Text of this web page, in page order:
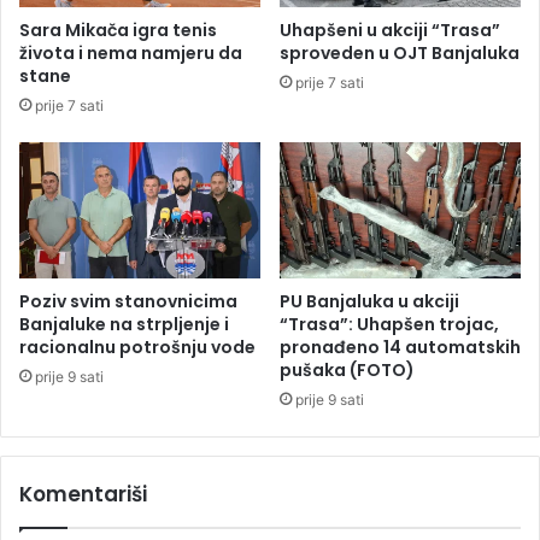
i
č
e
n
j
a
n
e
d
n
o
m
v
o
o
a
d
,
p
o
n
u
l
a
j
e
s
Sara Mikača igra tenis
života i nema namjeru da
stane
prije 7 sati
Uhapšeni u akciji “Trasa”
sproveden u OJT Banjaluka
prije 7 sati
Poziv svim stanovnicima
Banjaluke na strpljenje i
racionalnu potrošnju vode
prije 9 sati
PU Banjaluka u akciji
“Trasa”: Uhapšen trojac,
pronađeno 14 automatskih
pušaka (FOTO)
prije 9 sati
Komentariši